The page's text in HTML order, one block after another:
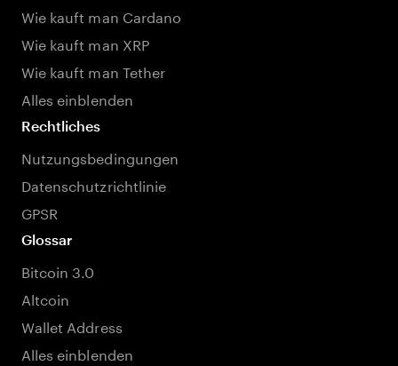
Wie kauft man Cardano
Wie kauft man XRP
Wie kauft man Tether
Alles einblenden
Rechtliches
Nutzungsbedingungen
Datenschutzrichtlinie
GPSR
Glossar
Bitcoin 3.0
Altcoin
Wallet Address
Alles einblenden